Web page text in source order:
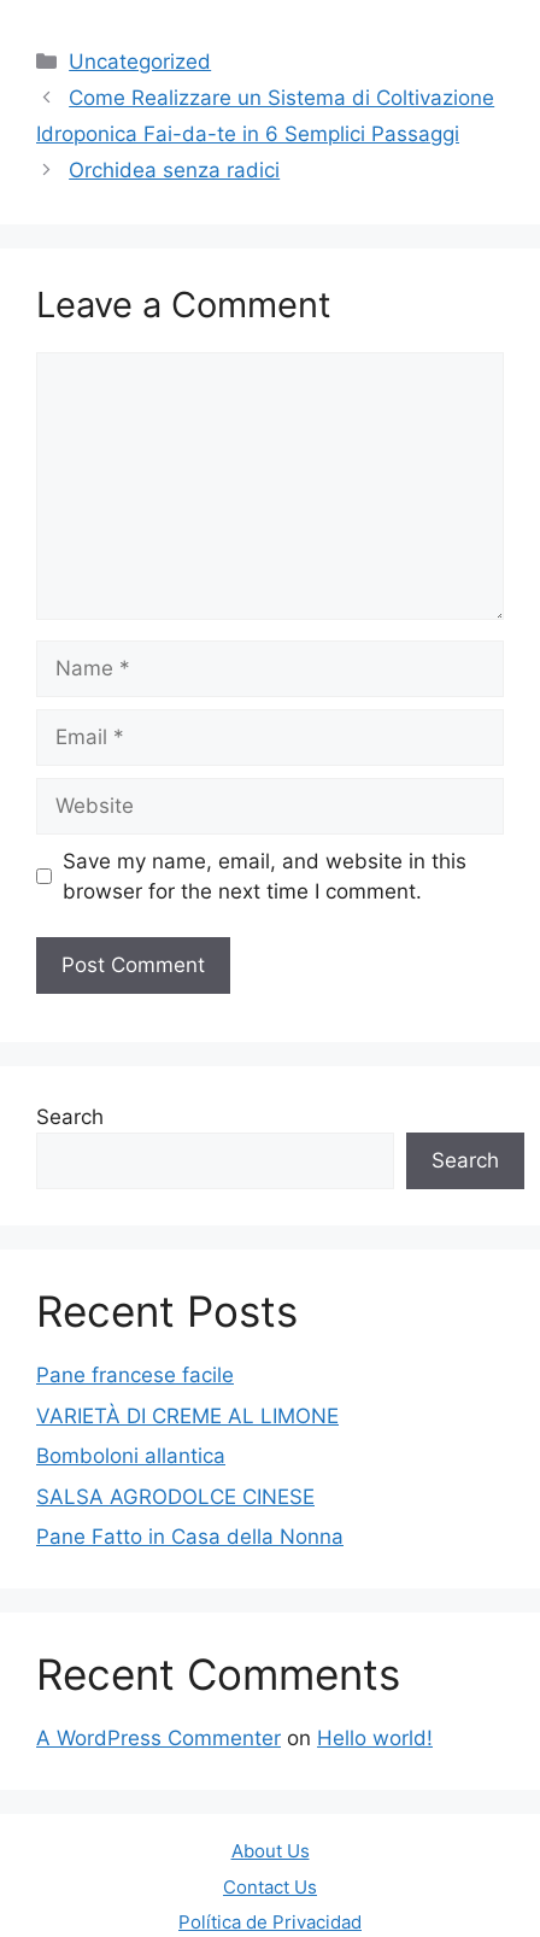
Categories
Uncategorized
Come Realizzare un Sistema di Coltivazione
Idroponica Fai-da-te in 6 Semplici Passaggi
Orchidea senza radici
Leave a Comment
Save my name, email, and website in this
browser for the next time I comment.
Search
Search
Recent Posts
Pane francese facile
VARIETÀ DI CREME AL LIMONE
Bomboloni allantica
SALSA AGRODOLCE CINESE
Pane Fatto in Casa della Nonna
Recent Comments
A WordPress Commenter on Hello world!
About Us
Contact Us
Política de Privacidad